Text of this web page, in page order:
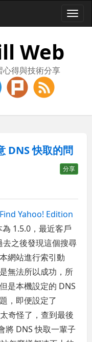
Web
得與技術分享
DNS 快取的問
分享
Yahoo! Edition
1.5.0，最近客戶
之後發現這個搜尋
網站進行索引動
無法所以成功，所
是本機設定的 DNS
，即便設定了
奇怪了，查到最後
將 DNS 快取一輩子